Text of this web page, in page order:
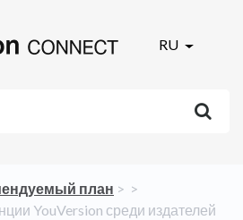
RU
план ​ > ​ ​ > ​
YouVersion среди издателей